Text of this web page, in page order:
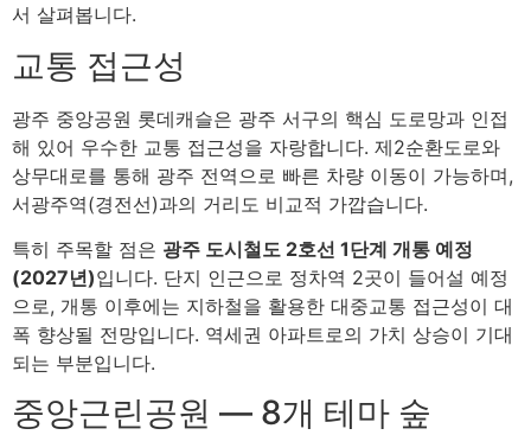
서 살펴봅니다.
교통 접근성
광주 중앙공원 롯데캐슬은 광주 서구의 핵심 도로망과 인접
해 있어 우수한 교통 접근성을 자랑합니다. 제2순환도로와
상무대로를 통해 광주 전역으로 빠른 차량 이동이 가능하며,
서광주역(경전선)과의 거리도 비교적 가깝습니다.
특히 주목할 점은 광주 도시철도 2호선 1단계 개통 예정
(2027년)입니다. 단지 인근으로 정차역 2곳이 들어설 예정
으로, 개통 이후에는 지하철을 활용한 대중교통 접근성이 대
폭 향상될 전망입니다. 역세권 아파트로의 가치 상승이 기대
되는 부분입니다.
중앙근린공원 — 8개 테마 숲